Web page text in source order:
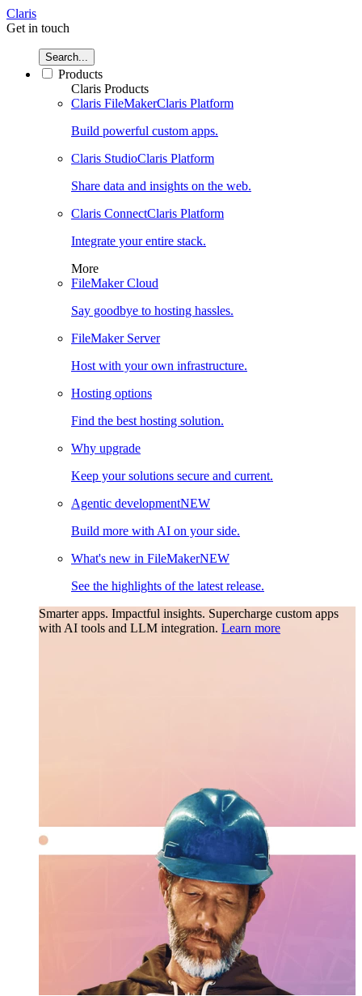
Claris
Get in touch
Search...
Products
Claris Products
Claris FileMakerClaris Platform
Build powerful custom apps.
Claris StudioClaris Platform
Share data and insights on the web.
Claris ConnectClaris Platform
Integrate your entire stack.
More
FileMaker Cloud
Say goodbye to hosting hassles.
FileMaker Server
Host with your own infrastructure.
Hosting options
Find the best hosting solution.
Why upgrade
Keep your solutions secure and current.
Agentic developmentNEW
Build more with AI on your side.
What's new in FileMakerNEW
See the highlights of the latest release.
Smarter apps. Impactful insights. Supercharge custom apps
with AI tools and LLM integration. Learn more